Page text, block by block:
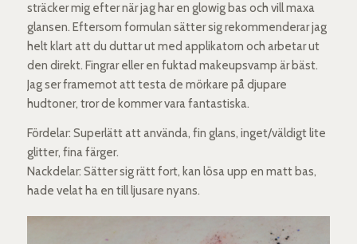
sträcker mig efter när jag har en glowig bas och vill maxa
glansen. Eftersom formulan sätter sig rekommenderar jag
helt klart att du duttar ut med applikatorn och arbetar ut
den direkt. Fingrar eller en fuktad makeupsvamp är bäst.
Jag ser framemot att testa de mörkare på djupare
hudtoner, tror de kommer vara fantastiska.
Fördelar: Superlätt att använda, fin glans, inget/väldigt lite
glitter, fina färger.
Nackdelar: Sätter sig rätt fort, kan lösa upp en matt bas,
hade velat ha en till ljusare nyans.